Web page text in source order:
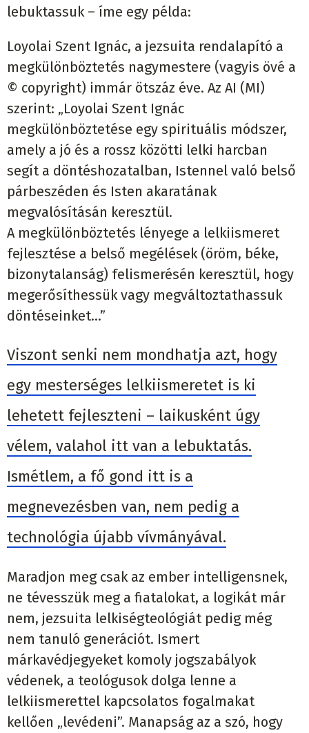
lebuktassuk – íme egy példa:
Loyolai Szent Ignác, a jezsuita rendalapító a
megkülönböztetés nagymestere (vagyis övé a
© copyright) immár ötszáz éve. Az AI (MI)
szerint: „Loyolai Szent Ignác
megkülönböztetése egy spirituális módszer,
amely a jó és a rossz közötti lelki harcban
segít a döntéshozatalban, Istennel való belső
párbeszéden és Isten akaratának
megvalósításán keresztül.
A megkülönböztetés lényege a lelkiismeret
fejlesztése a belső megélések (öröm, béke,
bizonytalanság) felismerésén keresztül, hogy
megerősíthessük vagy megváltoztathassuk
döntéseinket…”
Viszont senki nem mondhatja azt, hogy
egy mesterséges lelkiismeretet is ki
lehetett fejleszteni – laikusként úgy
vélem, valahol itt van a lebuktatás.
Ismétlem, a fő gond itt is a
megnevezésben van, nem pedig a
technológia újabb vívmányával.
Maradjon meg csak az ember intelligensnek,
ne tévesszük meg a fiatalokat, a logikát már
nem, jezsuita lelkiségteológiát pedig még
nem tanuló generációt. Ismert
márkavédjegyeket komoly jogszabályok
védenek, a teológusok dolga lenne a
lelkiismerettel kapcsolatos fogalmakat
kellően „levédeni”. Manapság az a szó, hogy